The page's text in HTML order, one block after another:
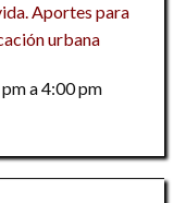
Aportes para
urbana
a 4:00 pm